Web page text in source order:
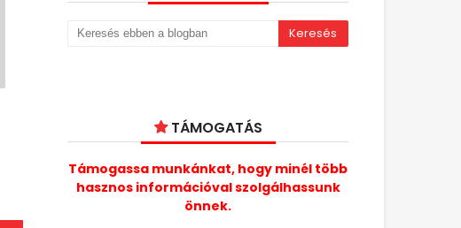
TÁMOGATÁS
Támogassa munkánkat, hogy minél több
hasznos információval szolgálhassunk
önnek.